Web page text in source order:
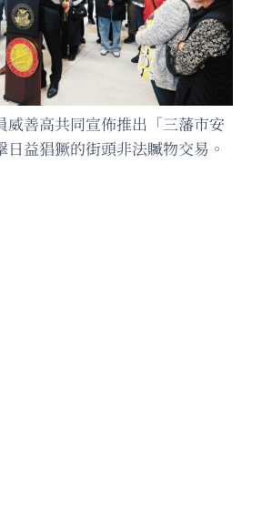
威善高共同宣佈推出「三藩市安
益猖獗的街頭非法贓物交易。